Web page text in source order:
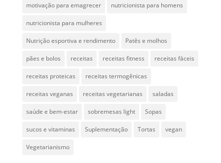
motivação para emagrecer nutricionista para homens
nutricionista para mulheres
Nutrição esportiva e rendimento Patês e molhos
pães e bolos receitas receitas fitness receitas fáceis
receitas proteicas receitas termogênicas
receitas veganas receitas vegetarianas saladas
saúde e bem-estar sobremesas light Sopas
sucos e vitaminas Suplementação Tortas vegan
Vegetarianismo